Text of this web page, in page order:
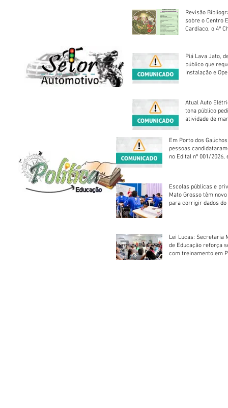
Revisão
sobre o Centro
Cardíaco, o 4ª
Piá Lava Jato,
público que
Instalação e
Atual Auto
tona público
atividade de
Em Porto dos
pessoas
no Edital nº 001/2026,
Escolas públicas e
Mato Grosso têm
para corrigir dados do
Lei Lucas: Secretaria
de Educação reforça
com treinamento em